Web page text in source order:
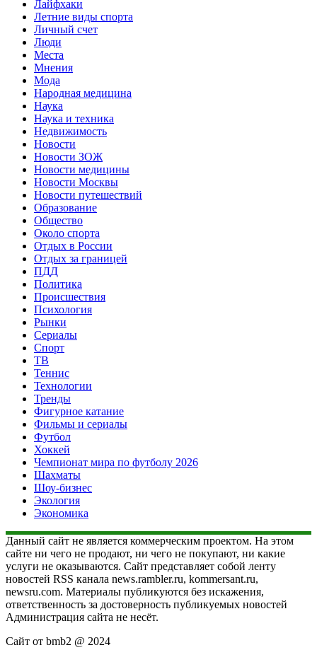
Лайфхаки
Летние виды спорта
Личный счет
Люди
Места
Мнения
Мода
Народная медицина
Наука
Наука и техника
Недвижимость
Новости
Новости ЗОЖ
Новости медицины
Новости Москвы
Новости путешествий
Образование
Общество
Около спорта
Отдых в России
Отдых за границей
ПДД
Политика
Происшествия
Психология
Рынки
Сериалы
Спорт
ТВ
Теннис
Технологии
Тренды
Фигурное катание
Фильмы и сериалы
Футбол
Хоккей
Чемпионат мира по футболу 2026
Шахматы
Шоу-бизнес
Экология
Экономика
Данный сайт не является коммерческим проектом. На этом
сайте ни чего не продают, ни чего не покупают, ни какие
услуги не оказываются. Сайт представляет собой ленту
новостей RSS канала news.rambler.ru, kommersant.ru,
newsru.com. Материалы публикуются без искажения,
ответственность за достоверность публикуемых новостей
Администрация сайта не несёт.
Сайт от bmb2 @ 2024